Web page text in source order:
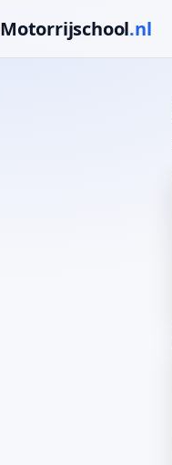
Motorrijschool.nl